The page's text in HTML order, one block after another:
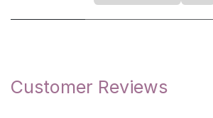
Customer Reviews